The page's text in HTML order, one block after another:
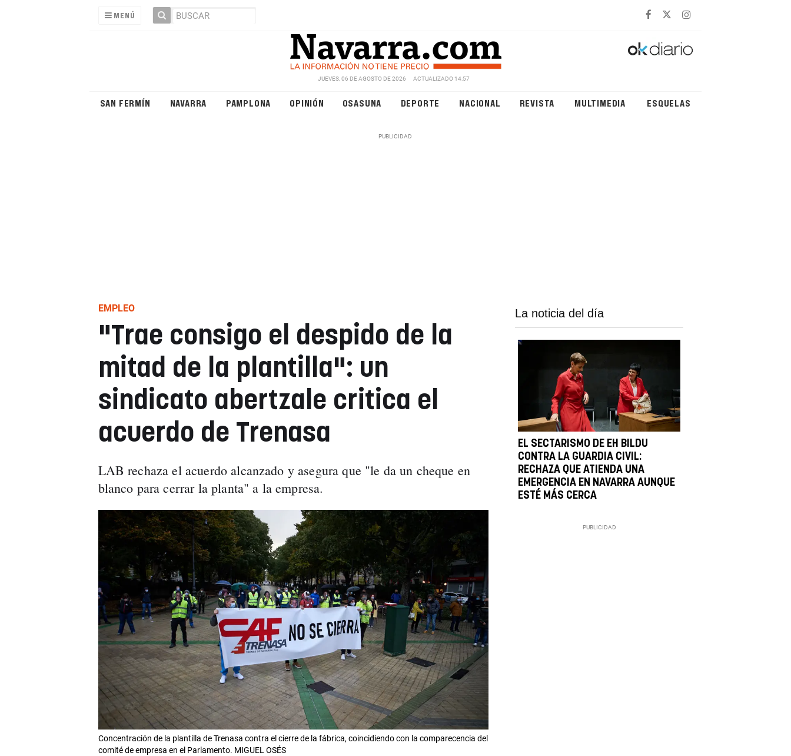
MENÚ
JUEVES, 06 DE AGOSTO DE 2026 ACTUALIZADO 14:57
SAN FERMÍN NAVARRA PAMPLONA OPINIÓN OSASUNA DEPORTE NACIONAL REVISTA MULTIMEDIA ESQUELAS
EMPLEO
"Trae consigo el despido de la
mitad de la plantilla": un
sindicato abertzale critica el
acuerdo de Trenasa
LAB rechaza el acuerdo alcanzado y asegura que "le da un cheque en
blanco para cerrar la planta" a la empresa.
Concentración de la plantilla de Trenasa contra el cierre de la fábrica, coincidiendo con la comparecencia del
comité de empresa en el Parlamento. MIGUEL OSÉS
La noticia del día
EL SECTARISMO DE EH BILDU
CONTRA LA GUARDIA CIVIL:
RECHAZA QUE ATIENDA UNA
EMERGENCIA EN NAVARRA AUNQUE
ESTÉ MÁS CERCA